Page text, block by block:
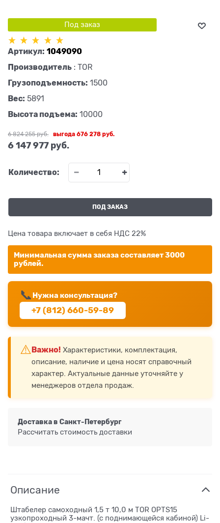
Под заказ
Артикул: 1049090
Производитель : TOR
Грузоподъемность: 1500
Вес: 5891
Высота подъема: 10000
6 824 255 руб.
6 147 977 руб.
выгода676 278 руб.
Количество:
ПОД ЗАКАЗ
Цена товара включает в себя НДС 22%
Минимальная сумма заказа составляет 3000
рублей.
📞 Нужна консультация?
+7 (812) 660-59-89
⚠️ Важно! Характеристики, комплектация,
описание, наличие и цена носят справочный
характер. Актуальные данные уточняйте у
менеджеров отдела продаж.
Доставка в Санкт-Петербург
Рассчитать стоимость доставки
Описание
Штабелер самоходный 1,5 т 10,0 м TOR OPTS15
узкопроходный 3-мачт. (с поднимающейся кабиной) Li-